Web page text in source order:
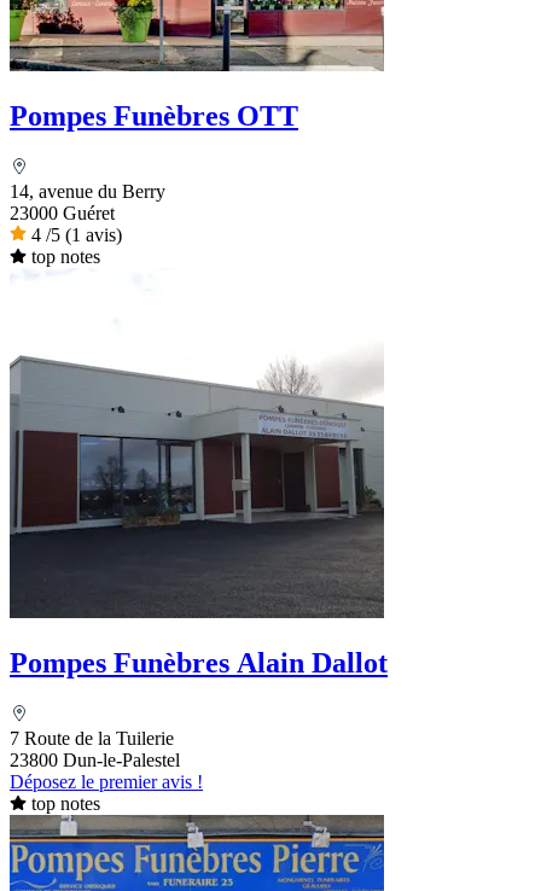
Pompes Funèbres OTT
14, avenue du Berry
23000 Guéret
4 /5 (1 avis)
top notes
Pompes Funèbres Alain Dallot
7 Route de la Tuilerie
23800 Dun-le-Palestel
Déposez le premier avis !
top notes